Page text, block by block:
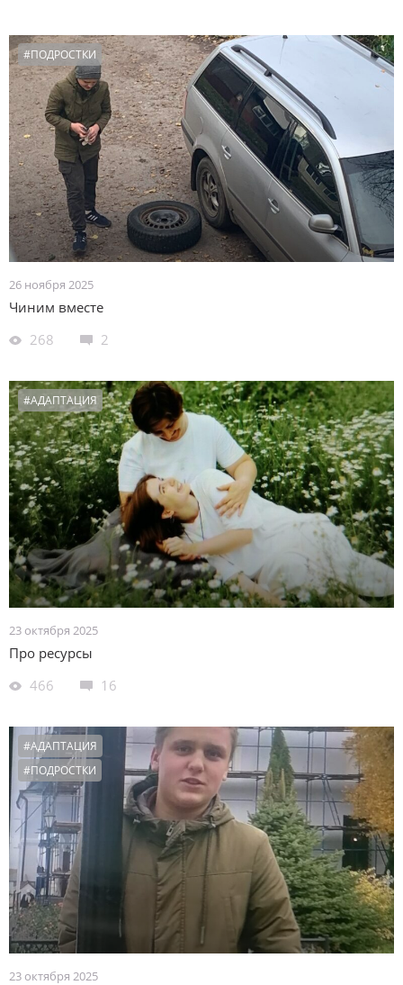
#ПОДРОСТКИ
26 ноября 2025
Чиним вместе
268
2
#АДАПТАЦИЯ
23 октября 2025
Про ресурсы
466
16
#АДАПТАЦИЯ
#ПОДРОСТКИ
23 октября 2025